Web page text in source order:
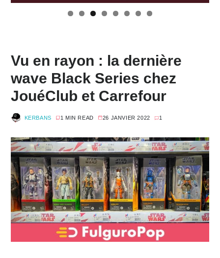
Vu en rayon : la dernière
wave Black Series chez
JouéClub et Carrefour
KERBANS 1 MIN READ 26 JANVIER 2022 1